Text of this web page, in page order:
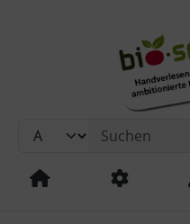
Springe zum Inhalt
Springe zum Login-
Springe zum Button